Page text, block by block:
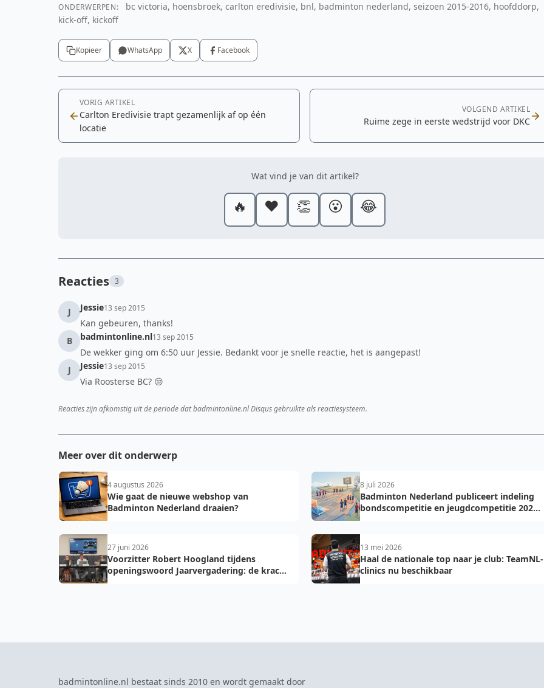
ONDERWERPEN:
bc victoria, hoensbroek, carlton eredivisie, bnl, badminton nederland, seizoen 2015-2016, hoofddorp,
kick-off, kickoff
Kopieer WhatsApp X Facebook
VORIG ARTIKEL
Carlton Eredivisie trapt gezamenlijk af op één
locatie
VOLGEND ARTIKEL
Ruime zege in eerste wedstrijd voor DKC
Wat vind je van dit artikel?
🔥 ❤️ 👏 😮 😂
Reacties 3
J Jessie13 sep 2015
Kan gebeuren, thanks!
B
badmintonline.nl13 sep 2015
De wekker ging om 6:50 uur Jessie. Bedankt voor je snelle reactie, het is aangepast!
J
Jessie13 sep 2015
Via Roosterse BC? 😒
Reacties zijn afkomstig uit de periode dat badmintonline.nl Disqus gebruikte als reactiesysteem.
Meer over dit onderwerp
4 augustus 2026
Wie gaat de nieuwe webshop van
Badminton Nederland draaien?
8 juli 2026
Badminton Nederland publiceert indeling
bondscompetitie en jeugdcompetitie 2026-
27 juni 2026
Voorzitter Robert Hoogland tijdens
openingswoord Jaarvergadering: de kracht
13 mei 2026
Haal de nationale top naar je club: TeamNL-
clinics nu beschikbaar
badmintonline.nl bestaat sinds 2010 en wordt gemaakt door